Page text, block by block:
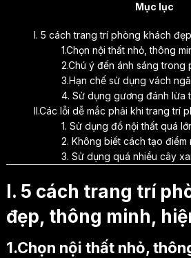
Mục lục
I. 5 cách trang trí phòng khách
1.Chọn nội thất nhỏ, thông
2.Chú ý đến ánh sáng trong
3.Hạn chế sử dụng vách
4. Sử dụng gương đánh lừa
II.Các lỗi dễ mắc phải khi trang trí
1. Sử dụng đồ nội thất quá
2. Không biết cách tạo
3. Sử dụng quá nhiều cây
I. 5 cách trang trí
đẹp, thông minh,
1.Chọn nội thất nhỏ,